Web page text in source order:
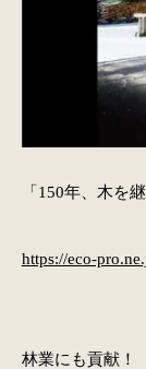
「150年、木を
https://eco-
林業にも貢献！